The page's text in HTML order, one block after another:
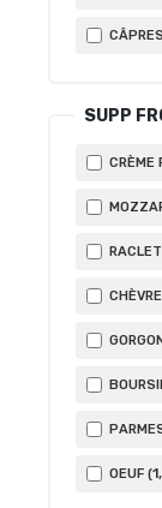
SUPP
CRÈME
OEUF (1